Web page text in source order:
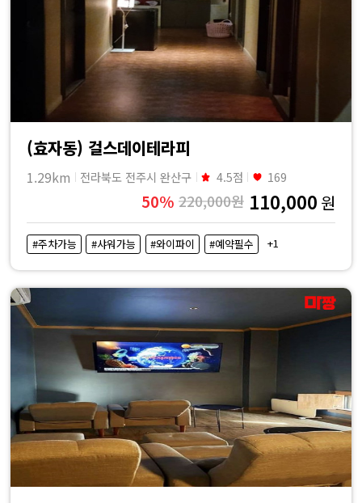
(효자동) 걸스데이테라피
1.29km 전라북도 전주시 완산구 4.5점 169
50% 220,000원 110,000 원
#주차가능 #샤워가능 #와이파이 #예약필수 +1